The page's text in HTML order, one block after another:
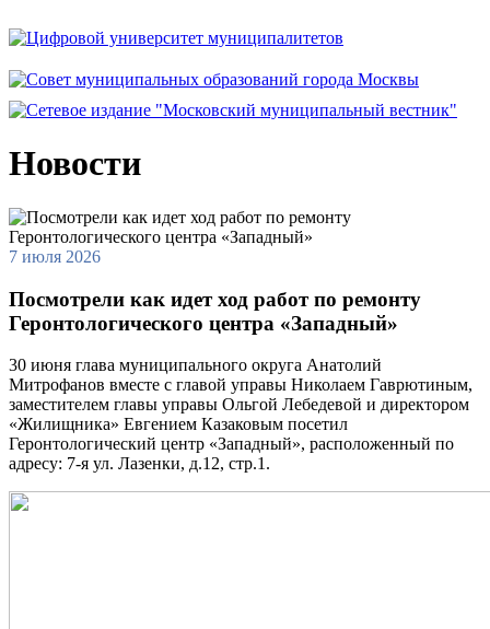
Новости
7 июля 2026
Посмотрели как идет ход работ по ремонту
Геронтологического центра «Западный»
30 июня глава муниципального округа Анатолий
Митрофанов вместе с главой управы Николаем Гаврютиным,
заместителем главы управы Ольгой Лебедевой и директором
«Жилищника» Евгением Казаковым посетил
Геронтологический центр «Западный», расположенный по
адресу: 7-я ул. Лазенки, д.12, стр.1.